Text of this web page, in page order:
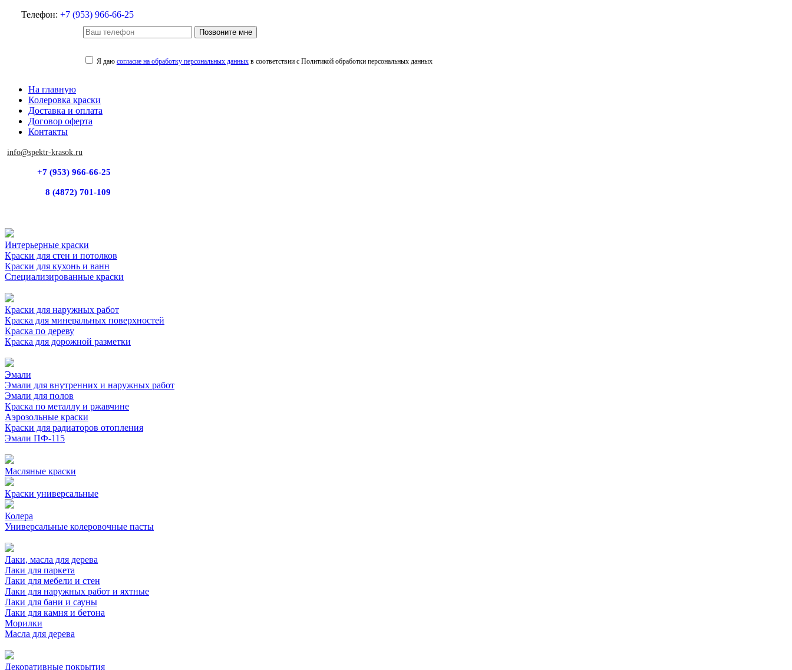
Телефон: +7 (953) 966-66-25
Позвоните мне
Я даю согласие на обработку персональных данныхв соответствии с Политикой обработки персональных данных
На главную
Колеровка краски
Доставка и оплата
Договор оферта
Контакты
info@spektr-krasok.ru
+7 (953) 966-66-25
8 (4872) 701-109
Интерьерные краски
Краски для стен и потолков
Краски для кухонь и ванн
Специализированные краски
Краски для наружных работ
Краска для минеральных поверхностей
Краска по дереву
Краска для дорожной разметки
Эмали
Эмали для внутренних и наружных работ
Эмали для полов
Краска по металлу и ржавчине
Аэрозольные краски
Краски для радиаторов отопления
Эмали ПФ-115
Масляные краски
Краски универсальные
Колера
Универсальные колеровочные пасты
Лаки, масла для дерева
Лаки для паркета
Лаки для мебели и стен
Лаки для наружных работ и яхтные
Лаки для бани и сауны
Лаки для камня и бетона
Морилки
Масла для дерева
Декоративные покрытия